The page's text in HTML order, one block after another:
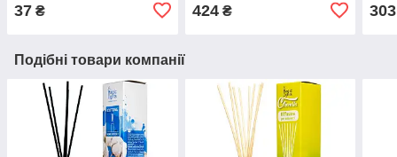
37 ₴ 424₴ 303
Подібні товари компанії